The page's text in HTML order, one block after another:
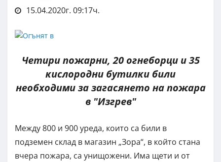
15.04.2020г. 09:17ч.
Четири пожарни, 20 огнеборци и 35
кислородни бутилки били
необходими за загасянето на пожара
в "Изгрев"
Между 800 и 900 уреда, които са били в
подземен склад в магазин „Зора“, в който стана
вчера пожара, са унищожени. Има щети и от